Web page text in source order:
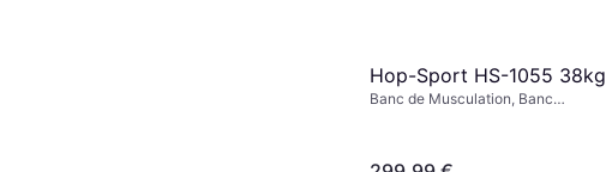
Hop-Sport HS-1055 38kg
Banc de Musculation, Banc